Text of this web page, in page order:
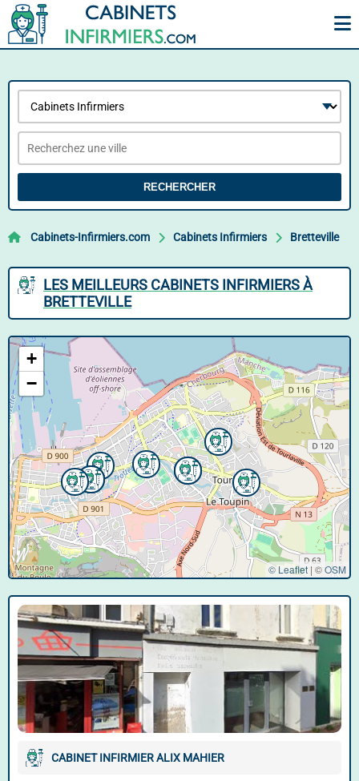
RECHERCHER
Cabinets-Infirmiers.com Cabinets Infirmiers Bretteville
LES MEILLEURS CABINETS INFIRMIERS À
BRETTEVILLE
+
−
© Leaflet | ©OSM
CABINET INFIRMIER ALIX MAHIER